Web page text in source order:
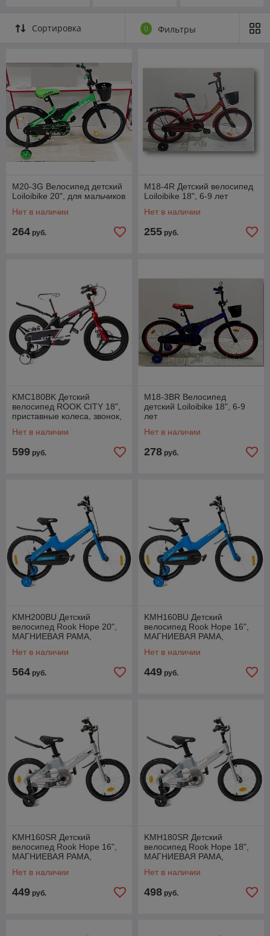
Сортировка 0 Фильтры
M20-3G Велосипед детский
Loiloibike 20", для мальчиков
Нет в наличии
264 руб.
M18-4R Детский велосипед
Loiloibike 18", 6-9 лет
Нет в наличии
255 руб.
KMC180BK Детский
велосипед ROOK CITY 18",
приставные колеса, звонок,
Нет в наличии
599 руб.
M18-3BR Велосипед
детский Loiloibike 18", 6-9
лет
Нет в наличии
278 руб.
KMH200BU Детский
велосипед Rook Hope 20",
МАГНИЕВАЯ РАМА,
защита цепи
Нет в наличии
564 руб.
KMH160BU Детский
велосипед Rook Hope 16",
МАГНИЕВАЯ РАМА,
защита цепи
Нет в наличии
449 руб.
KMH160SR Детский
велосипед Rook Hope 16",
МАГНИЕВАЯ РАМА,
защита цепи
Нет в наличии
449 руб.
KMH180SR Детский
велосипед Rook Hope 18",
МАГНИЕВАЯ РАМА,
защита цепи
Нет в наличии
498 руб.